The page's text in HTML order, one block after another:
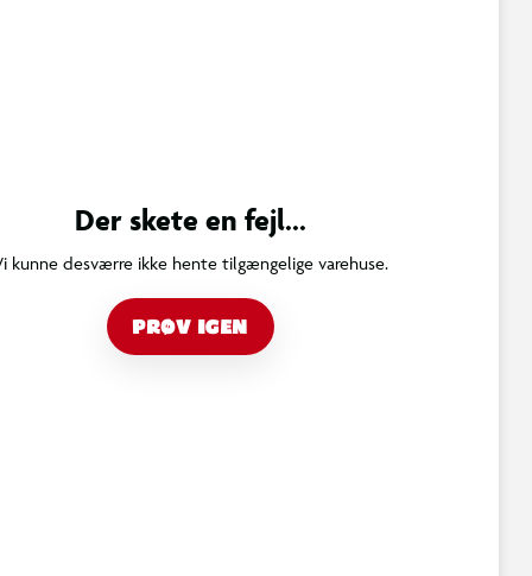
Der skete en fejl...
kunne desværre ikke hente tilgængelige varehuse.
PRØV IGEN